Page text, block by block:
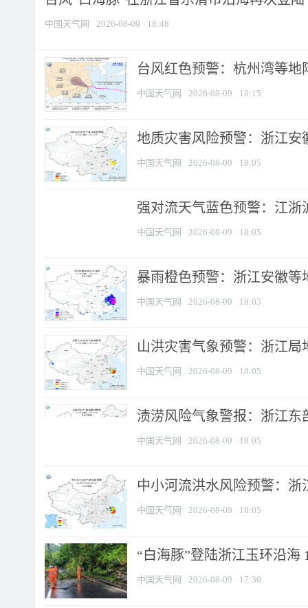
中国天气网 2026-08-09 18:48
台风红色预警：杭州湾等地
中国天气网 2026-08-09 18:15
地质灾害风险预警：浙江安
中国天气网 2026-08-09 18:05
强对流天气蓝色预警：江浙
中国天气网 2026-08-09 18:05
暴雨橙色预警：浙江安徽等
中国天气网 2026-08-09 18:05
山洪灾害气象预警：浙江
中国天气网 2026-08-09 18:05
渍涝风险气象警报：浙江
中国天气网 2026-08-09 18:05
中小河流洪水风险预警：
中国天气网 2026-08-09 18:05
“白海豚”登陆浙江玉环沿海
中国天气网 2026-08-09 17:30